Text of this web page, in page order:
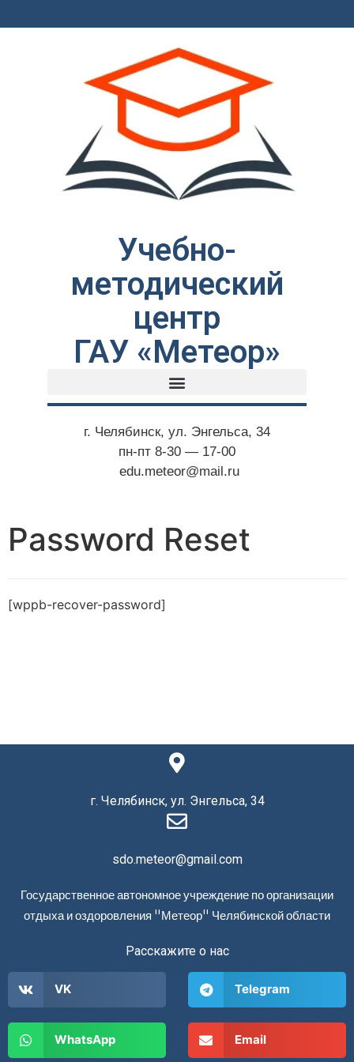
Учебно-
методический
центр
ГАУ «Метеор»
г. Челябинск, ул. Энгельса, 34
пн-пт 8-30 — 17-00
edu.meteor@mail.ru
Password Reset
[wppb-recover-password]
г. Челябинск, ул. Энгельса, 34
sdo.meteor@gmail.com
Государственное автономное учреждение по организации
отдыха и оздоровления "Метеор" Челябинской области
Расскажите о нас
VK Telegram
WhatsApp Email